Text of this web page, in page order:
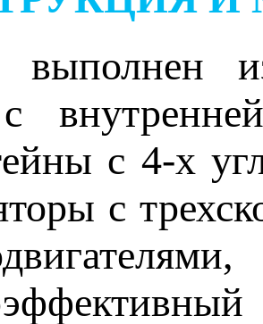
выполнен
с 4-х
с